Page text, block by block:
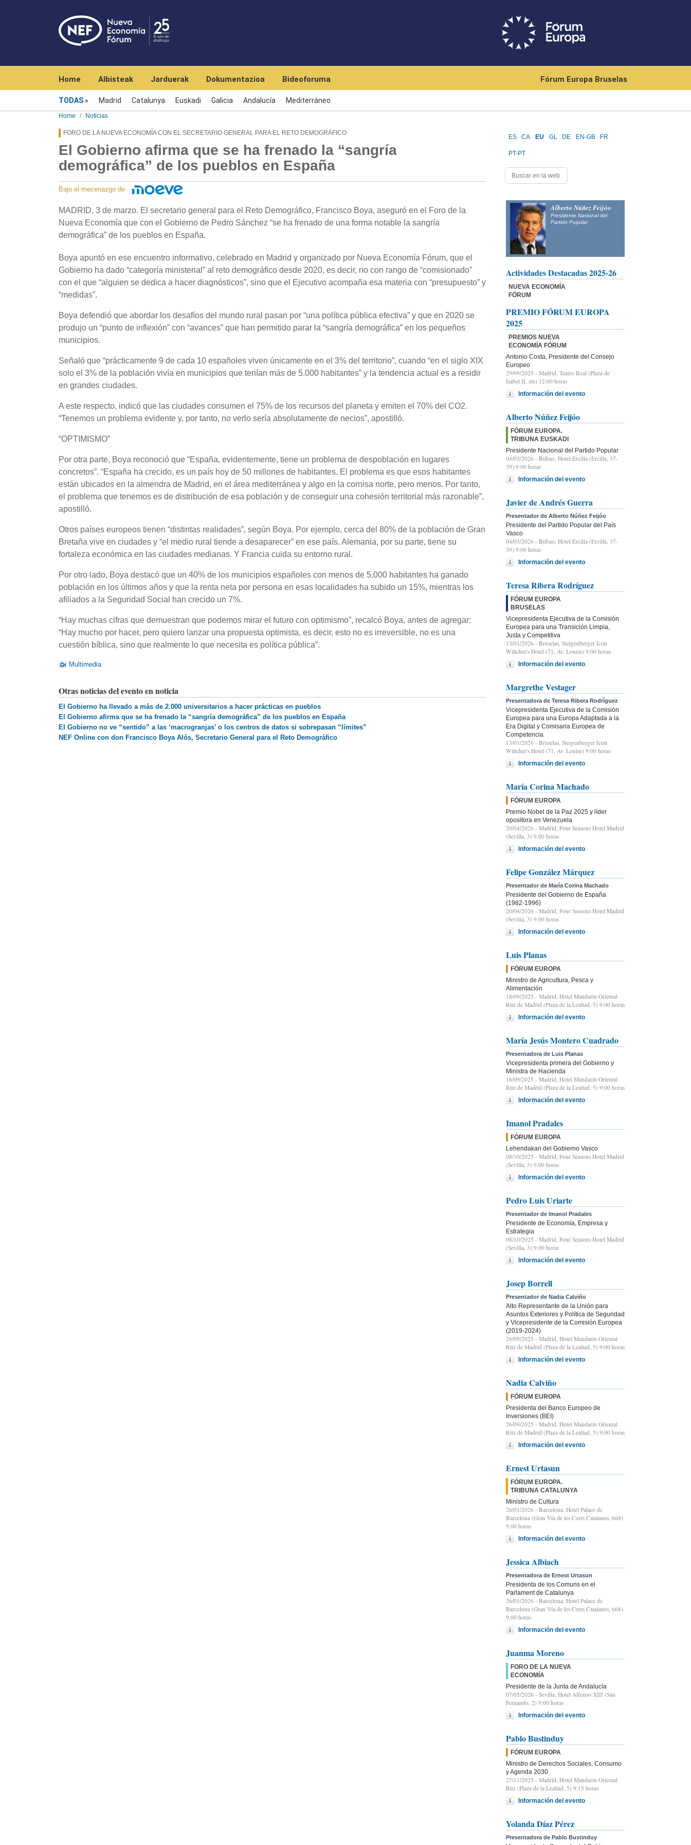
Home Albisteak Jarduerak Dokumentazioa Bideoforuma Fórum Europa Bruselas
TODAS Madrid Catalunya Euskadi Galicia Andalucía Mediterráneo
Home Noticias
FORO DE LA NUEVA ECONOMÍA CON EL SECRETARIO GENERAL PARA EL RETO DEMOGRÁFICO
El Gobierno afirma que se ha frenado la “sangría
demográfica” de los pueblos en España
Bajo el mecenazgo de
MADRID, 3 de marzo. El secretario general para el Reto Demográfico, Francisco Boya, aseguró en el Foro de la
Nueva Economía que con el Gobierno de Pedro Sánchez “se ha frenado de una forma notable la sangría
demográfica” de los pueblos en España.
Boya apuntó en ese encuentro informativo, celebrado en Madrid y organizado por Nueva Economía Fórum, que el
Gobierno ha dado “categoría ministerial” al reto demográfico desde 2020, es decir, no con rango de “comisionado”
con el que “alguien se dedica a hacer diagnósticos”, sino que el Ejecutivo acompaña esa materia con “presupuesto” y
“medidas”.
Boya defendió que abordar los desafíos del mundo rural pasan por “una política pública efectiva” y que en 2020 se
produjo un “punto de inflexión” con “avances” que han permitido parar la “sangría demográfica” en los pequeños
municipios.
Señaló que “prácticamente 9 de cada 10 españoles viven únicamente en el 3% del territorio”, cuando “en el siglo XIX
solo el 3% de la población vivía en municipios que tenían más de 5.000 habitantes” y la tendencia actual es a residir
en grandes ciudades.
A este respecto, indicó que las ciudades consumen el 75% de los recursos del planeta y emiten el 70% del CO2.
“Tenemos un problema evidente y, por tanto, no verlo sería absolutamente de necios”, apostilló.
“OPTIMISMO”
Por otra parte, Boya reconoció que “España, evidentemente, tiene un problema de despoblación en lugares
concretos”. “España ha crecido, es un país hoy de 50 millones de habitantes. El problema es que esos habitantes
están ubicados en la almendra de Madrid, en el área mediterránea y algo en la cornisa norte, pero menos. Por tanto,
el problema que tenemos es de distribución de esa población y de conseguir una cohesión territorial más razonable”,
apostilló.
Otros países europeos tienen “distintas realidades”, según Boya. Por ejemplo, cerca del 80% de la población de Gran
Bretaña vive en ciudades y “el medio rural tiende a desaparecer” en ese país. Alemania, por su parte, tiene su
fortaleza económica en las ciudades medianas. Y Francia cuida su entorno rural.
Por otro lado, Boya destacó que un 40% de los municipios españoles con menos de 5.000 habitantes ha ganado
población en los últimos años y que la renta neta por persona en esas localidades ha subido un 15%, mientras los
afiliados a la Seguridad Social han crecido un 7%.
“Hay muchas cifras que demuestran que podemos mirar el futuro con optimismo”, recalcó Boya, antes de agregar:
“Hay mucho por hacer, pero quiero lanzar una propuesta optimista, es decir, esto no es irreversible, no es una
cuestión bíblica, sino que realmente lo que necesita es política pública”.
Multimedia
Otras noticias del evento en noticia
El Gobierno ha llevado a más de 2.000 universitarios a hacer prácticas en pueblos
El Gobierno afirma que se ha frenado la “sangría demográfica” de los pueblos en España
El Gobierno no ve “sentido” a las ‘macrogranjas’ o los centros de datos si sobrepasan “límites”
NEF Online con don Francisco Boya Alós, Secretario General para el Reto Demográfico
ES CA EU GL DE EN-GB FR
PT-PT
Alberto Núñez Feijóo
Presidente Nacional del
Partido Popular
Actividades Destacadas 2025-26
NUEVA ECONOMÍA
FÓRUM
PREMIO FÓRUM EUROPA
2025
PREMIOS NUEVA
ECONOMÍA FÓRUM
Antonio Costa, Presidente del Consejo
Europeo
29/09/2025 - Madrid, Teatro Real (Plaza de
Isabel II, s/n) 12:00 horas
Información del evento
Alberto Núñez Feijóo
FÓRUM EUROPA.
TRIBUNA EUSKADI
Presidente Nacional del Partido Popular
04/03/2026 - Bilbao, Hotel Ercilla (Ercilla, 37-
39) 9:00 horas
Información del evento
Javier de Andrés Guerra
Presentador de Alberto Núñez Feijóo
Presidente del Partido Popular del País
Vasco
04/03/2026 - Bilbao, Hotel Ercilla (Ercilla, 37-
39) 9:00 horas
Información del evento
Teresa Ribera Rodríguez
FÓRUM EUROPA
BRUSELAS
Vicepresidenta Ejecutiva de la Comisión
Europea para una Transición Limpia,
Justa y Competitiva
13/01/2026 - Bruselas, Steigenberger Icon
Wiltcher's Hotel (71, Av. Louise) 9:00 horas
Información del evento
Margrethe Vestager
Presentadora de Teresa Ribera Rodríguez
Vicepresidenta Ejecutiva de la Comisión
Europea para una Europa Adaptada a la
Era Digital y Comisaria Europea de
Competencia
13/01/2026 - Bruselas, Steigenberger Icon
Wiltcher's Hotel (71, Av. Louise) 9:00 horas
Información del evento
María Corina Machado
FÓRUM EUROPA
Premio Nobel de la Paz 2025 y líder
opositora en Venezuela
20/04/2026 - Madrid, Four Seasons Hotel Madrid
(Sevilla, 3) 9.00 horas
Información del evento
Felipe González Márquez
Presentador de María Corina Machado
Presidente del Gobierno de España
(1982-1996)
20/04/2026 - Madrid, Four Seasons Hotel Madrid
(Sevilla, 3) 9.00 horas
Información del evento
Luis Planas
FÓRUM EUROPA
Ministro de Agricultura, Pesca y
Alimentación
18/09/2025 - Madrid, Hotel Mandarin Oriental
Ritz de Madrid (Plaza de la Lealtad, 5) 9:00 horas
Información del evento
María Jesús Montero Cuadrado
Presentadora de Luis Planas
Vicepresidenta primera del Gobierno y
Ministra de Hacienda
18/09/2025 - Madrid, Hotel Mandarin Oriental
Ritz de Madrid (Plaza de la Lealtad, 5) 9:00 horas
Información del evento
Imanol Pradales
FÓRUM EUROPA
Lehendakari del Gobierno Vasco
08/10/2025 - Madrid, Four Seasons Hotel Madrid
(Sevilla, 3) 9.00 horas
Información del evento
Pedro Luis Uriarte
Presentador de Imanol Pradales
Presidente de Economía, Empresa y
Estrategia
08/10/2025 - Madrid, Four Seasons Hotel Madrid
(Sevilla, 3) 9.00 horas
Información del evento
Josep Borrell
Presentador de Nadia Calviño
Alto Representante de la Unión para
Asuntos Exteriores y Política de Seguridad
y Vicepresidente de la Comisión Europea
(2019-2024)
26/09/2025 - Madrid, Hotel Mandarin Oriental
Ritz de Madrid (Plaza de la Lealtad, 5) 9:00 horas
Información del evento
Nadia Calviño
FÓRUM EUROPA
Presidenta del Banco Europeo de
Inversiones (BEI)
26/09/2025 - Madrid, Hotel Mandarin Oriental
Ritz de Madrid (Plaza de la Lealtad, 5) 9:00 horas
Información del evento
Ernest Urtasun
FÓRUM EUROPA.
TRIBUNA CATALUNYA
Ministro de Cultura
26/01/2026 - Barcelona, Hotel Palace de
Barcelona (Gran Vía de les Corts Catalanes, 668)
9.00 horas
Información del evento
Jessica Albiach
Presentadora de Ernest Urtasun
Presidenta de los Comuns en el
Parlament de Catalunya
26/01/2026 - Barcelona, Hotel Palace de
Barcelona (Gran Vía de les Corts Catalanes, 668)
9.00 horas
Información del evento
Juanma Moreno
FORO DE LA NUEVA
ECONOMÍA
Presidente de la Junta de Andalucía
07/05/2026 - Sevilla, Hotel Alfonso XIII (San
Fernando, 2) 9:00 horas
Información del evento
Pablo Bustinduy
FÓRUM EUROPA
Ministro de Derechos Sociales, Consumo
y Agenda 2030
27/11/2025 - Madrid, Hotel Mandarin Oriental
Ritz (Plaza de la Lealtad, 5) 9:15 horas
Información del evento
Yolanda Díaz Pérez
Presentadora de Pablo Bustinduy